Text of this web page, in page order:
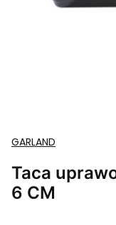
GARLAND
Taca
6 CM